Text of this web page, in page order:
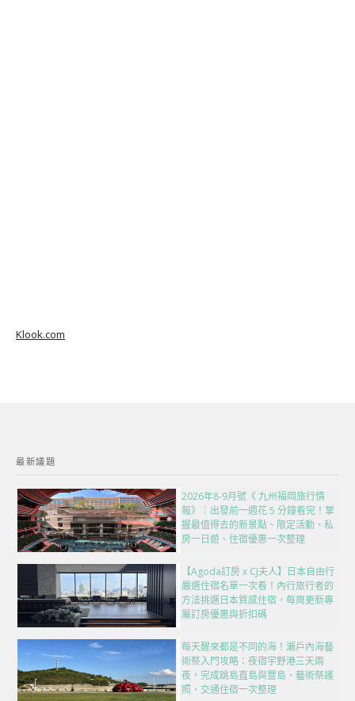
Klook.com
最新議題
2026年8-9月號《 九州福岡旅行情
報》｜出發前一週花 5 分鐘看完！掌
握最值得去的新景點、限定活動、私
房一日遊、住宿優惠一次整理
【Agoda訂房 x CJ夫人】日本自由行
嚴選住宿名單一次看！內行旅行者的
方法挑選日本質感住宿，每周更新專
屬訂房優惠與折扣碼
每天醒來都是不同的海！瀨戶內海藝
術祭入門攻略：夜宿宇野港三天兩
夜，完成跳島直島與豐島、藝術祭護
照、交通住宿一次整理